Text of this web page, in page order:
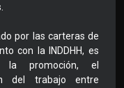
por las carteras de
con la INDDHH, es
la promoción, el
del trabajo entre